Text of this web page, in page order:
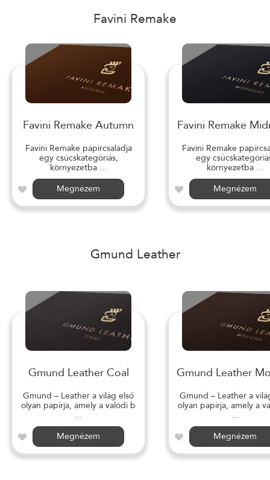
Favini Remake
Favini Remake Autumn
Favini Remake papírcsaládja
egy csúcskategóriás,
környezetba ...
Megnézem
Favini Remake
Favini Remake
egy
környezetba ...
Megnézem
Gmund Leather
Gmund Leather Coal
Gmund – Leather a világ első
olyan papírja, amely a valódi b
...
Megnézem
Gmund Leather
Gmund – Leather a
olyan papírja, amely a
...
Megnézem